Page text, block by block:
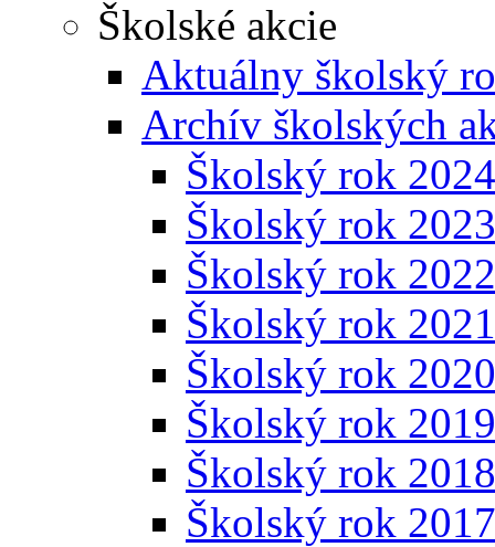
Školské akcie
Aktuálny školský
Archív školských
Školský rok
Školský rok
Školský rok
Školský rok
Školský rok
Školský rok
Školský rok
Školský rok